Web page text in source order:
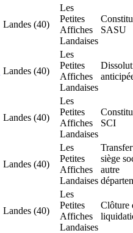
Landes (40)
Les
Petites
Affiches
Landaises
SASU
Landes (40)
Les
Petites
Affiches
Landaises
Landes (40)
Les
Petites
Affiches
Landaises
SCI
Landes (40)
Les
Petites
Affiches
Landaises
siège
autre
Landes (40)
Les
Petites
Affiches
Landaises
Clôture